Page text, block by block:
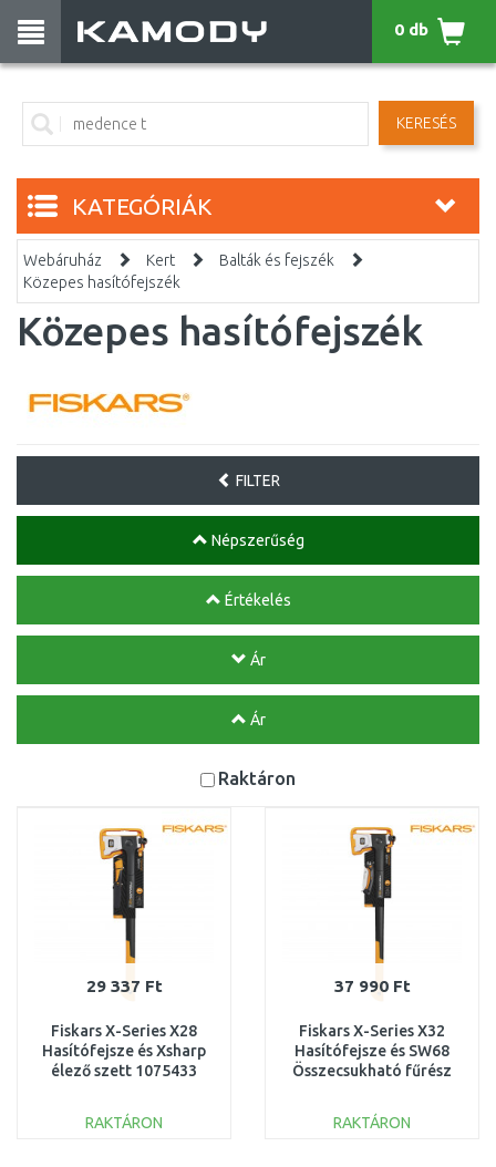
KERESÉS
0 db
KATEGÓRIÁK
Webáruház Kert
Balták és fejszék
Közepes hasítófejszék
Közepes hasítófejszék
FILTER
Népszerűség
Értékelés
Ár
Ár
Raktáron
29 337 Ft
Fiskars X-Series X28
Hasítófejsze és Xsharp
élező szett 1075433
RAKTÁRON
37 990 Ft
Fiskars X-Series X32
Hasítófejsze és SW68
Összecsukható fűrész
RAKTÁRON